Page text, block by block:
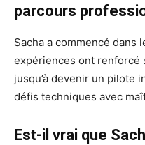
parcours
Sacha a commencé dans
expériences ont renforcé
jusqu’à devenir un pilote
défis techniques avec
Est-il vrai que